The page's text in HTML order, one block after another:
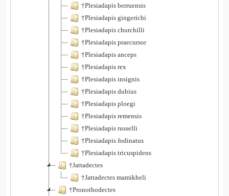
†Plesiadapis berruensis
†Plesiadapis gingerichi
†Plesiadapis churchilli
†Plesiadapis praecursor
†Plesiadapis anceps
†Plesiadapis rex
†Plesiadapis insignis
†Plesiadapis dubius
†Plesiadapis ploegi
†Plesiadapis remensis
†Plesiadapis russelli
†Plesiadapis fodinatus
†Plesiadapis tricuspidens
†Jattadectes
†Jattadectes mamikheli
†Pronothodectes